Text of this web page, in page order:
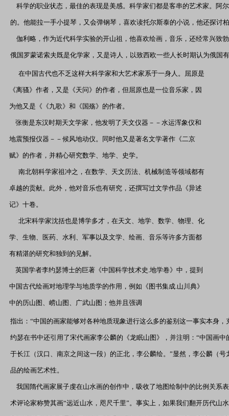
科学的职业状态，最佳的表现是美感。科学家们都是客串的艺术家。阿
的。他能拉一手小提琴，又会弹钢琴，喜欢读托尔斯泰的小说，他还探讨
伽利略，作为近代科学实验的开山祖，他喜欢绘画，音乐，还经常兴致
俄国罗蒙诺索夫既是化学家，又是诗人，以致西欧一些人长时期认为俄国
在中国古代也不乏这样大科学家和大艺术家系于一身人。屈原是
《离骚》作者，又是《天问》的作者，但屈原也是一位音乐家，因
为他又是《《九歌》和《国殇》的作者。
张衡是东汉时期天文学家，他发明了天文仪器－－水运浑象仪和
地震预报仪器－－候风地动仪。同时他又是著名文学著作《二京
赋》的作者，并精心研究数学、地学、史学。
南北朝科学家祖冲之，在数学、天文历法、机械制造等领域都有
卓越的贡献。此外，他对音乐也有研究，还撰写过文学作品《异述
记》十卷。
北宋科学家沈括也是博学多才，在天文、地学、数学、物理、化
学、生物、医药、水利、军事以及文学、绘画、音乐等许多方面都
有精湛的研究和独到的见解。
英国学者李约瑟博士的巨著《中国科学技术史.地学卷》中，提到
中国古代绘画对地理学与地质学的作用，例如《图书集成.山川典》
中的历山图、崂山图、广武山图；他并且强调
指出：“中国的画家能够对各种地质现象进行这么多的鉴别这一事实本身
约瑟在书中还引用了宋代画家李公麟的《龙眠山图》，并注明：“中国画
于长江（汉口、南京之间这一段）的正北，李公麟绘。”显然，李公麟（
品的绘画艺术性。
我国隋代画家展子虔在山水画的创作中，吸收了地图绘制中的比例关系
术评论家称赞其画“远近山水，咫尺千里”。事实上，如果我们翻开历代山